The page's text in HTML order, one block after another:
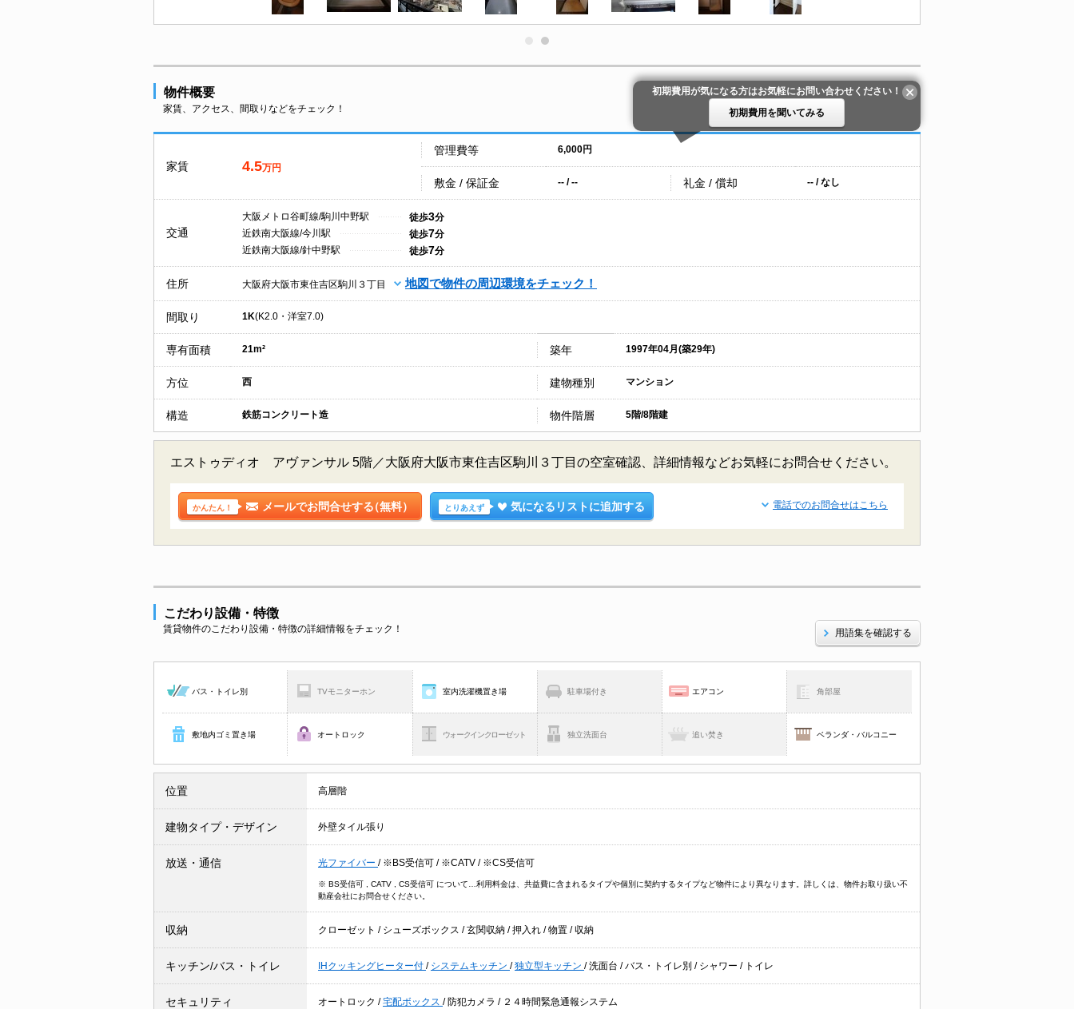
物件概要
家賃、アクセス、間取りなどをチェック！
初期費用が気になる方はお気軽にお問い合わせください！
初期費用を聞いてみる
家賃 4.5万円
管理費等 6,000円
敷金 / 保証金 -- / -- 礼金 / 償却 -- / なし
交通
大阪メトロ谷町線/駒川中野駅 徒歩3分
近鉄南大阪線/今川駅
徒歩7分
近鉄南大阪線/針中野駅
徒歩7分
住所 大阪府大阪市東住吉区駒川３丁目 地図で物件の周辺環境をチェック！
間取り 1K(K2.0・洋室7.0)
専有面積 21m² 築年 1997年04月(築29年)
方位 西 建物種別 マンション
構造 鉄筋コンクリート造 物件階層 5階/8階建
エストゥディオ アヴァンサル 5階／大阪府大阪市東住吉区駒川３丁目の空室確認、詳細情報などお気軽にお問合せください。
かんたん！ メールでお問合せする（無料） とりあえず 気になるリストに追加する 電話でのお問合せはこちら
こだわり設備・特徴
賃貸物件のこだわり設備・特徴の詳細情報をチェック！ 用語集を確認する
バス・トイレ別 TVモニターホン 室内洗濯機置き場 駐車場付き エアコン 角部屋
敷地内ゴミ置き場 オートロック ウォークインクローゼット 独立洗面台 追い焚き ベランダ・バルコニー
位置 高層階
建物タイプ・デザイン 外壁タイル張り
放送・通信 光ファイバー / ※BS受信可 / ※CATV / ※CS受信可
※ BS受信可 , CATV , CS受信可 について…利用料金は、共益費に含まれるタイプや個別に契約するタイプなど物件により異なります。詳しくは、物件お取り扱い不
動産会社にお問合せください。
収納 クローゼット / シューズボックス /玄関収納 /押入れ /物置 /収納
キッチン/バス・トイレ IHクッキングヒーター付 / システムキッチン /独立型キッチン /洗面台 /バス・トイレ別 / シャワー / トイレ
セキュリティ オートロック /宅配ボックス / 防犯カメラ / ２４時間緊急通報システム